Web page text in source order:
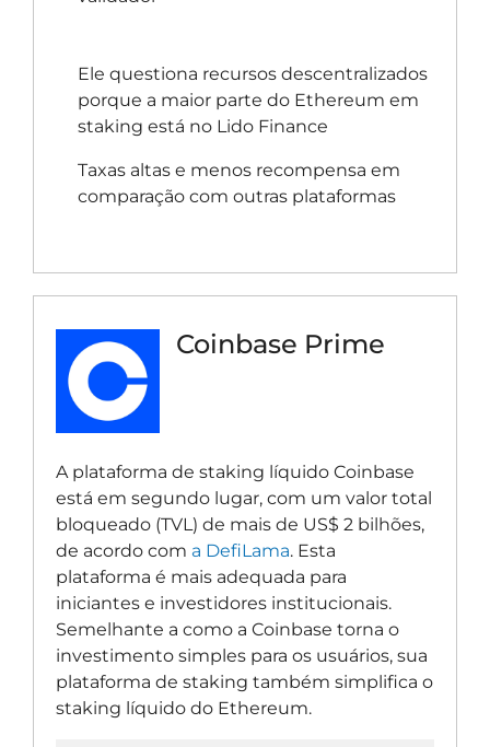
Ele questiona recursos descentralizados
porque a maior parte do Ethereum em
staking está no Lido Finance
Taxas altas e menos recompensa em
comparação com outras plataformas
Coinbase Prime
A plataforma de staking líquido Coinbase
está em segundo lugar, com um valor total
bloqueado (TVL) de mais de US$ 2 bilhões,
de acordo com a DefiLama. Esta
plataforma é mais adequada para
iniciantes e investidores institucionais.
Semelhante a como a Coinbase torna o
investimento simples para os usuários, sua
plataforma de staking também simplifica o
staking líquido do Ethereum.